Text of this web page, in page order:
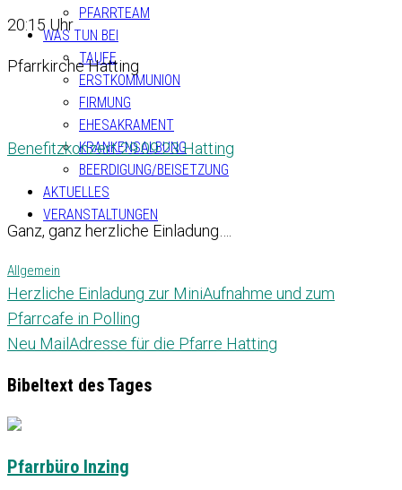
PFARRTEAM
WAS TUN BEI
TAUFE
ERSTKOMMUNION
FIRMUNG
EHESAKRAMENT
KRANKENSALBUNG
BEERDIGUNG/BEISETZUNG
AKTUELLES
VERANSTALTUNGEN
20:15 Uhr
Pfarrkirche Hatting
Benefitzkonzert 29.09.23 Hatting
Ganz, ganz herzliche Einladung….
Allgemein
Herzliche Einladung zur MiniAufnahme und zum
Pfarrcafe in Polling
Neu MailAdresse für die Pfarre Hatting
Bibeltext des Tages
Pfarrbüro Inzing